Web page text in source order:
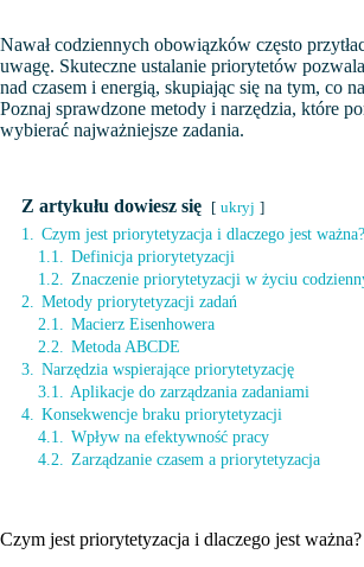
Nawał codziennych obowiązków często
uwagę. Skuteczne ustalanie priorytetów
nad czasem i energią, skupiając się na tym, co
Poznaj sprawdzone metody i narzędzia, które
wybierać najważniejsze zadania.
Z artykułu dowiesz się ukryj
1. Czym jest priorytetyzacja i dlaczego jest ważna?
1.1. Definicja priorytetyzacji
1.2. Znaczenie priorytetyzacji w życiu
2. Metody priorytetyzacji zadań
2.1. Macierz Eisenhowera
2.2. Metoda ABCDE
3. Narzędzia wspierające priorytetyzację
3.1. Aplikacje do zarządzania zadaniami
4. Konsekwencje braku priorytetyzacji
4.1. Wpływ na efektywność pracy
4.2. Zarządzanie czasem a priorytetyzacja
Czym jest priorytetyzacja i dlaczego jest ważna?